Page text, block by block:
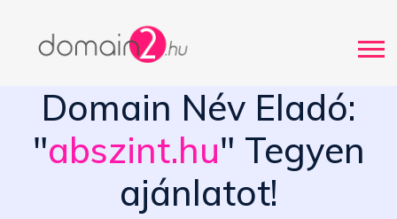
Domain Név Eladó:
"abszint.hu" Tegyen
ajánlatot!